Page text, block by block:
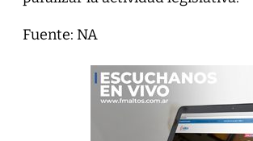
Fuente: NA